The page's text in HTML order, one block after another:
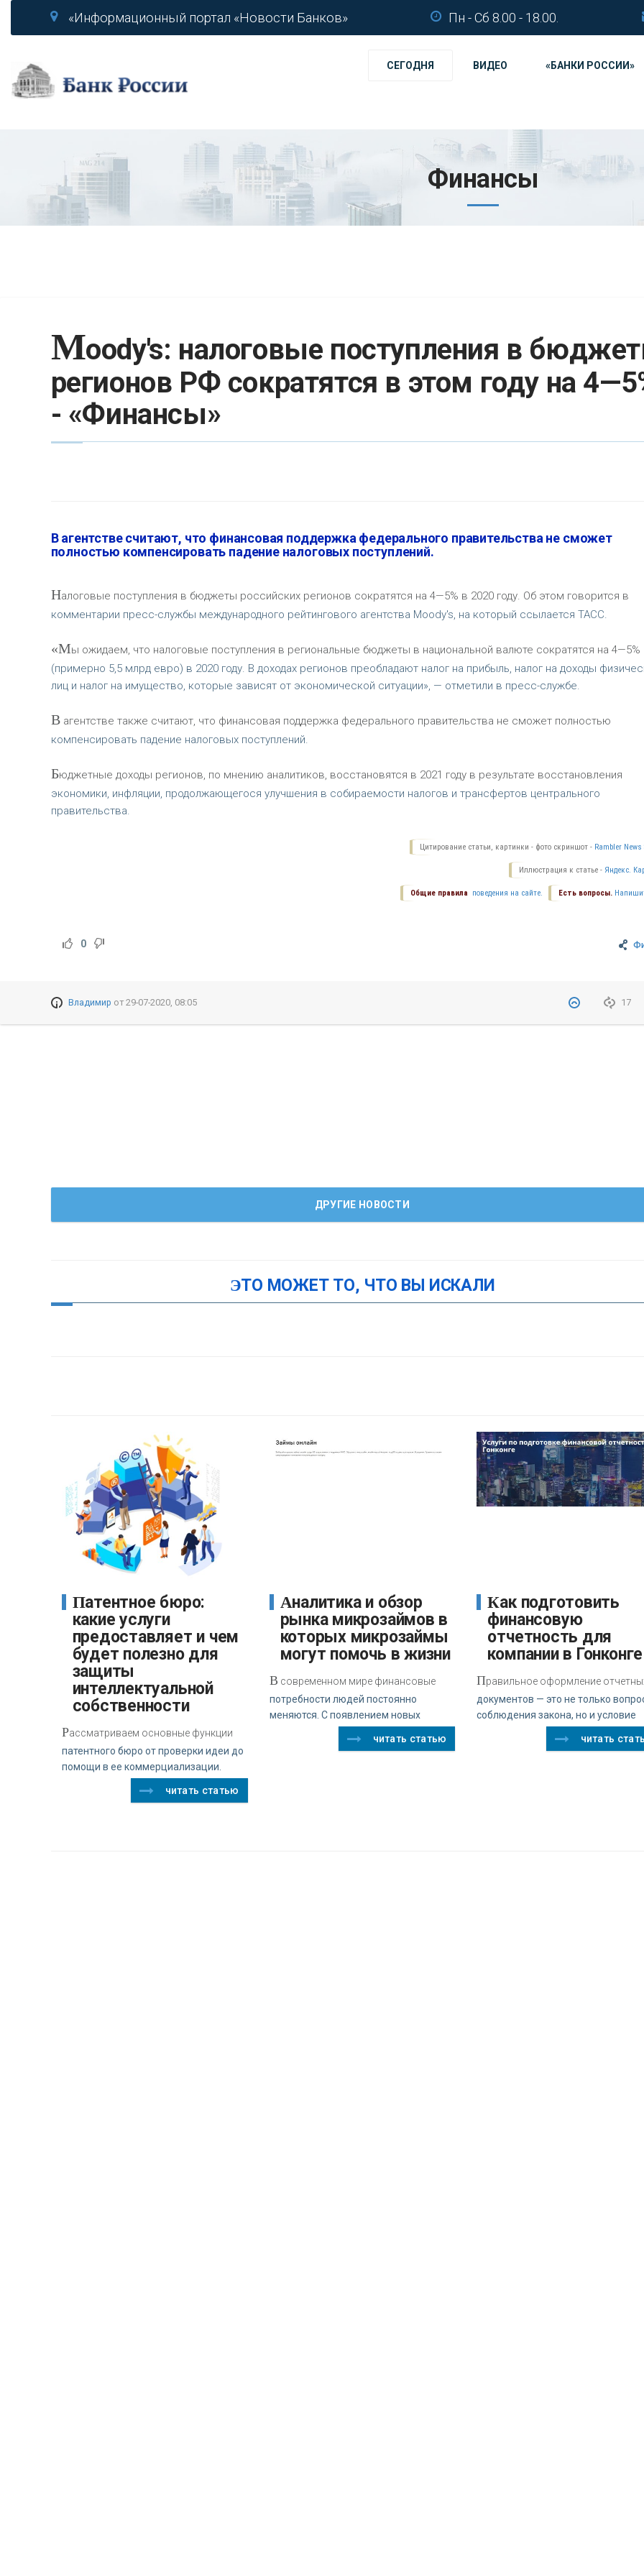
«Информационный портал «Новости Банков» Пн - Сб 8.00 - 18.00.
СЕГОДНЯ ВИДЕО «БАНКИ РОССИИ»
Финансы
Moody's: налоговые поступления в
регионов РФ сократятся в этом году на
- «Финансы»
В агентстве считают, что финансовая поддержка федерального правительства не сможет
полностью компенсировать падение налоговых поступлений.
Налоговые поступления в бюджеты российских регионов сократятся на 4—5% в 2020 году. Об этом говорится в
комментарии пресс-службы международного рейтингового агентства Moody's, на который ссылается ТАСС.
«Мы ожидаем, что налоговые поступления в региональные бюджеты в национальной валюте сократятся на 4—5%
(примерно 5,5 млрд евро) в 2020 году. В доходах регионов преобладают налог на прибыль, налог на доходы
лиц и налог на имущество, которые зависят от экономической ситуации», — отметили в пресс-службе.
Вагентстве также считают, что финансовая поддержка федерального правительства не сможет полностью
компенсировать падение налоговых поступлений.
Бюджетные доходы регионов, по мнению аналитиков, восстановятся в 2021 году в результате восстановления
экономики, инфляции, продолжающегося улучшения в собираемости налогов и трансфертов центрального
правительства.
Цитирование статьи, картинки - фото скриншот - Rambler News
Иллюстрация к статье - Яндекс.
Есть вопросы.
Общие правила поведения на сайте.
0
17
Владимир от 29-07-2020, 08:05
ДРУГИЕ НОВОСТИ
ЭТО МОЖЕТ ТО, ЧТО ВЫ ИСКАЛИ
Патентное бюро:
какие услуги
предоставляет и чем
будет полезно для
защиты
интеллектуальной
собственности
Рассматриваем основные функции
патентного бюро от проверки идеи до
помощи в ее коммерциализации.
читать статью
Аналитика и обзор
рынка микрозаймов в
которых микрозаймы
могут помочь в жизни
В современном мире финансовые
потребности людей постоянно
меняются. С появлением новых
читать статью
Как подготовить
финансовую
отчетность для
компании в Гонконге
Правильное оформление
документов — это не только
соблюдения закона, но и условие
читать